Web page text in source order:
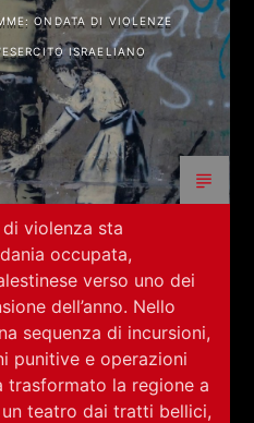
ONDATA DI VIOLENZE
ISRAELIANO
violenza sta
occupata,
verso uno dei
dell’anno. Nello
sequenza di incursioni,
punitive e operazioni
trasformato la regione a
teatro dai tratti bellici,